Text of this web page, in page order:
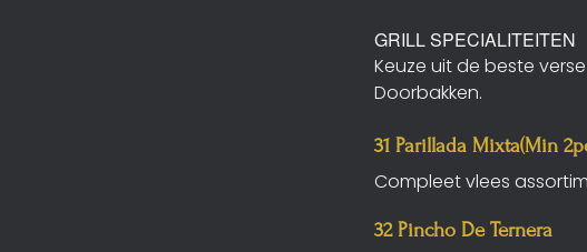
GRILL SPECIALITEITEN
Keuze uit de beste
Doorbakken.
31 Parillada Mixta(min
Compleet vlees
32 Pincho De Ternera